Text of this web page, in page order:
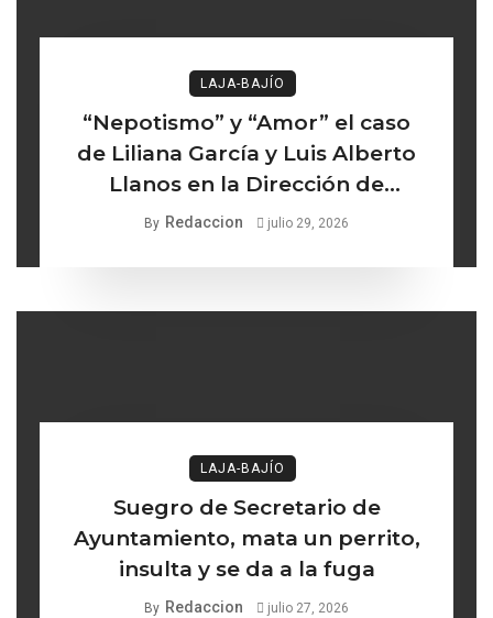
LAJA-BAJÍO
“Nepotismo” y “Amor” el caso
de Liliana García y Luis Alberto
Llanos en la Dirección de
Turismo de Comonfort la línea
By Redaccion julio 29, 2026
LAJA-BAJÍO
Suegro de Secretario de
Ayuntamiento, mata un perrito,
insulta y se da a la fuga
By Redaccion julio 27, 2026